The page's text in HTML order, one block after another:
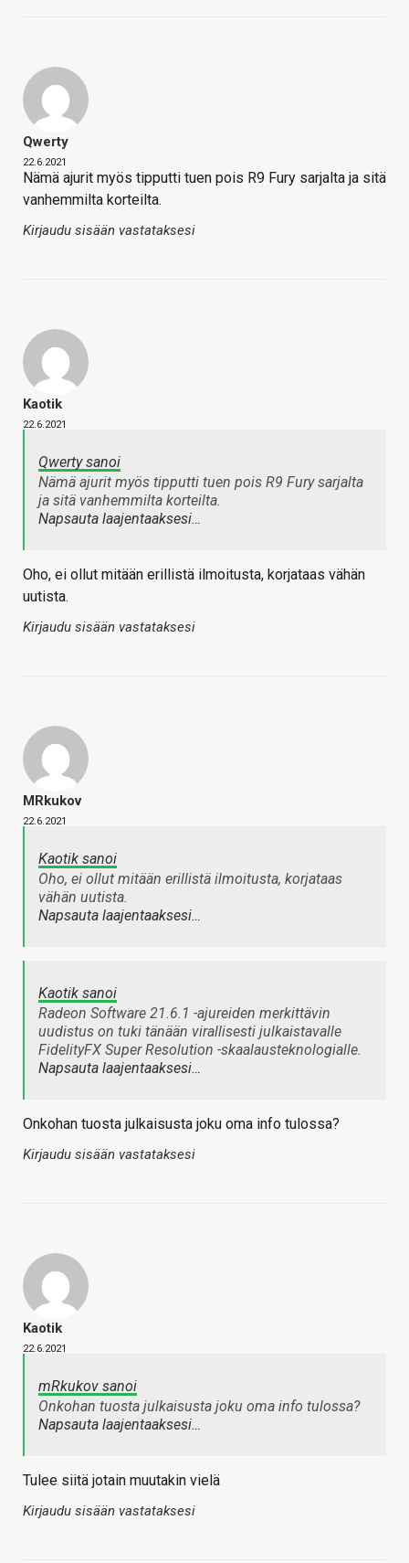
Qwerty
22.6.2021
Nämä ajurit myös tipputti tuen pois R9 Fury sarjalta ja sitä
vanhemmilta korteilta.
Kirjaudu sisään vastataksesi
Kaotik
22.6.2021
Qwerty sanoi
Nämä ajurit myös tipputti tuen pois R9 Fury sarjalta
ja sitä vanhemmilta korteilta.
Napsauta laajentaaksesi…
Oho, ei ollut mitään erillistä ilmoitusta, korjataas vähän
uutista.
Kirjaudu sisään vastataksesi
MRkukov
22.6.2021
Kaotik sanoi
Oho, ei ollut mitään erillistä ilmoitusta, korjataas
vähän uutista.
Napsauta laajentaaksesi…
Kaotik sanoi
Radeon Software 21.6.1 -ajureiden merkittävin
uudistus on tuki tänään virallisesti julkaistavalle
FidelityFX Super Resolution -skaalausteknologialle.
Napsauta laajentaaksesi…
Onkohan tuosta julkaisusta joku oma info tulossa?
Kirjaudu sisään vastataksesi
Kaotik
22.6.2021
mRkukov sanoi
Onkohan tuosta julkaisusta joku oma info tulossa?
Napsauta laajentaaksesi…
Tulee siitä jotain muutakin vielä
Kirjaudu sisään vastataksesi